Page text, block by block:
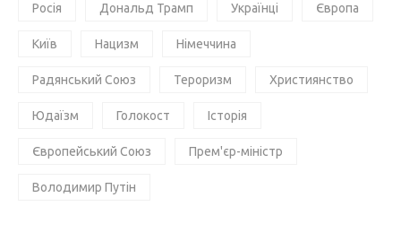
Росія Дональд Трамп Українці Європа
Київ Нацизм Німеччина
Радянський Союз Тероризм Християнство
Юдаїзм Голокост Історія
Європейський Союз Прем'єр-міністр
Володимир Путін